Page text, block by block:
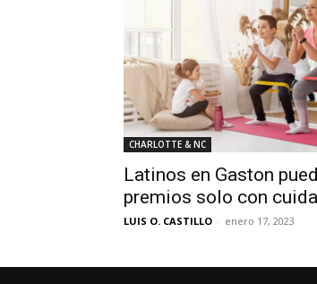
CHARLOTTE & NC
Latinos en Gaston
premios solo con
LUIS O. CASTILLO - enero 17, 2023